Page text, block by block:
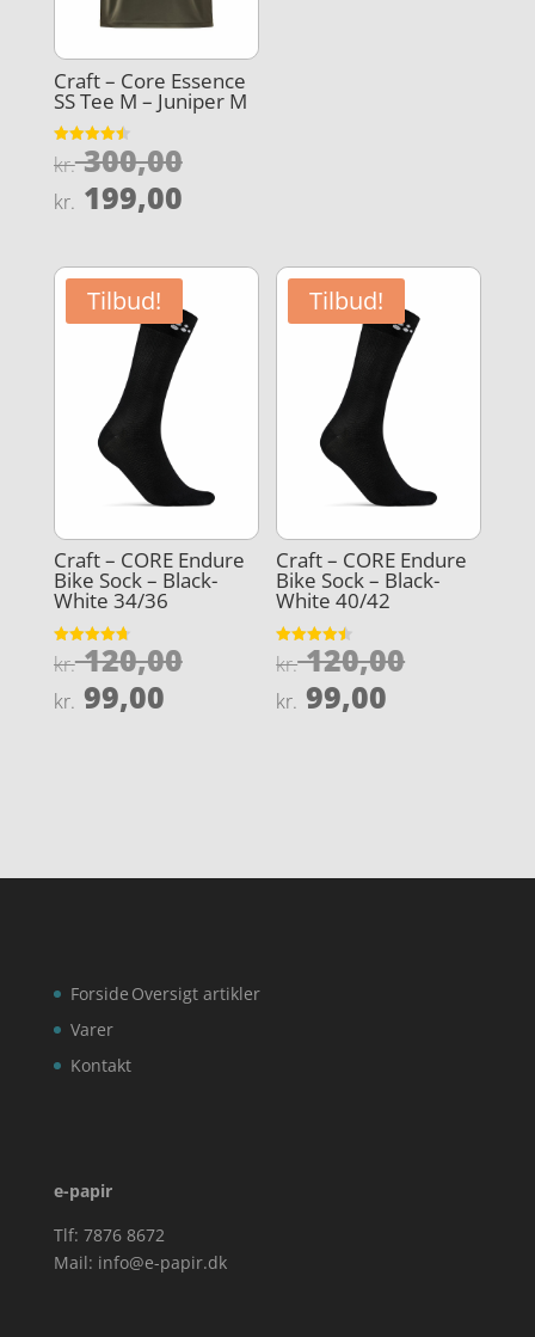
Craft – Core Essence
SS Tee M – Juniper M
Vurderet
4.5
kr.300,00Den
oprindelige
kr. 300,00.
kr. 199,00Den
pris
er:
kr. 199,00.
Tilbud!
Craft – CORE Endure
Bike Sock – Black-
White 34/36
Vurderet
4.7
kr.120,00Den
oprindelige
kr. 99,00Den
Tilbud!
Craft – CORE Endure
Bike Sock – Black-
White 40/42
Vurderet
4.5
kr.120,00Den
kr. 99,00
Forside
Varer
Kontakt
Oversigt artikler
e-papir
Tlf: 7876 8672
Mail: info@e-papir.dk